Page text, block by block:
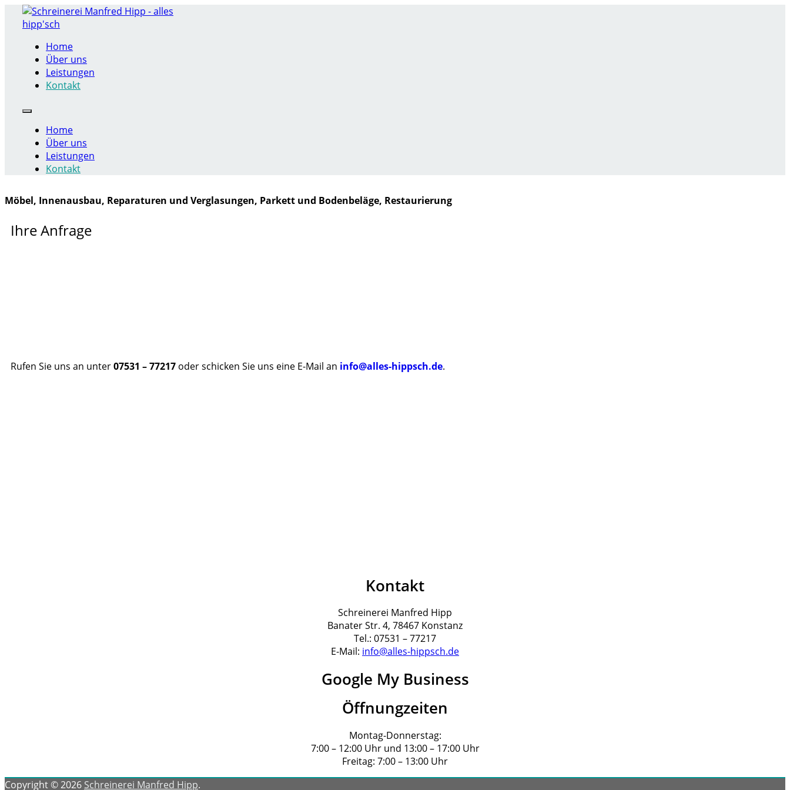
Schreinerei Manfred Hipp
alles hipp'sch
Home
Über uns
Leistungen
Kontakt
Home
Über uns
Leistungen
Kontakt
Möbel, Innenausbau, Reparaturen und Verglasungen, Parkett und Bodenbeläge, Restaurierung
Ihre Anfrage
Rufen Sie uns an unter07531 – 77217 oder schicken Sie uns eine E-Mail an info@alles-hippsch.de.
Kontakt
Schreinerei Manfred Hipp
Banater Str. 4, 78467 Konstanz
Tel.: 07531 – 77217
E-Mail: info@alles-hippsch.de
Google My Business
Öffnungzeiten
Montag-Donnerstag:
7:00 – 12:00 Uhr und 13:00 – 17:00 Uhr
Freitag: 7:00 – 13:00 Uhr
Copyright © 2026 Schreinerei Manfred Hipp.